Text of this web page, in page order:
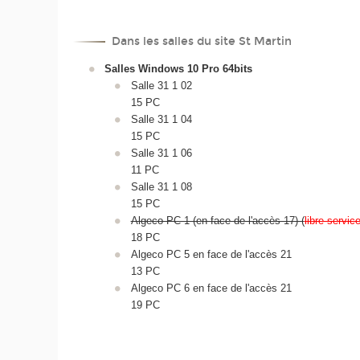
Dans les salles du site St Martin
Salles Windows 10 Pro 64bits
Salle 31 1 02
15 PC
Salle 31 1 04
15 PC
Salle 31 1 06
11 PC
Salle 31 1 08
15 PC
Algeco PC 1 (en face de l'accès 17) (libre service
18 PC
Algeco PC 5 en face de l'accès 21
13 PC
Algeco PC 6 en face de l'accès 21
19 PC